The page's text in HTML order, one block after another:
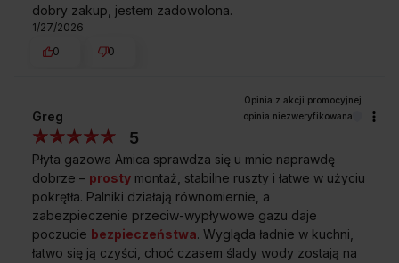
Przedstawiony rysunek ma charakter poglądowy, może różnić
się od oryginału. Rysunek przedstawia wymiary netto.
Najczęściej zadawanepytania
dobry zakup, jestem zadowolona.
1/27/2026
0
0
Greg opinia niezweryfikowana
5
Płyta gazowa Amica sprawdza się u mnie naprawdę
dobrze – prosty montaż, stabilne ruszty i łatwe w użyciu
pokrętła. Palniki działają równomiernie, a
zabezpieczenie przeciw-wypływowe gazu daje
poczucie bezpieczeństwa. Wygląda ładnie w kuchni,
łatwo się ją czyści, choć czasem ślady wody zostają na